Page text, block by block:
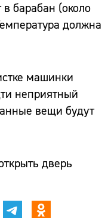
в барабан (около
должна
машинки
неприятный
вещи будут
дверь